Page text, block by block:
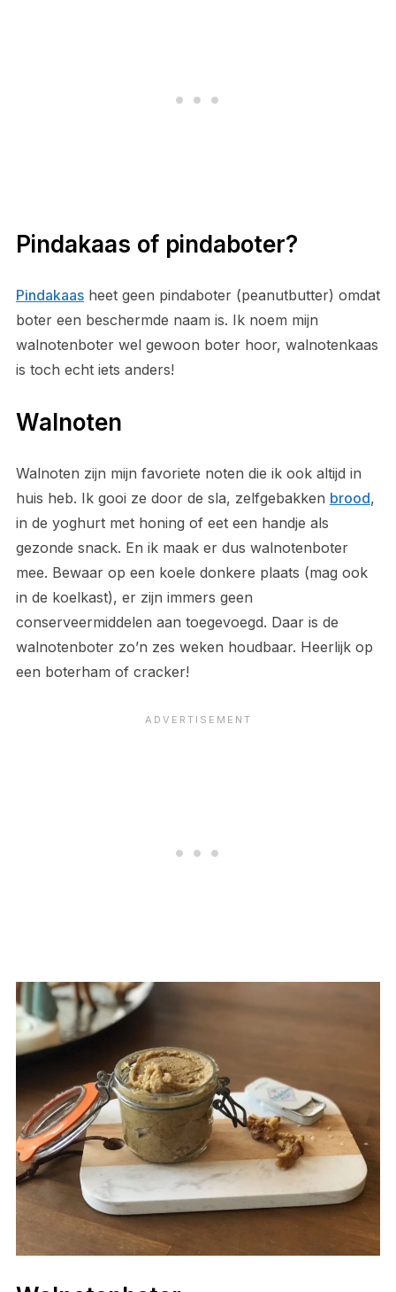
Pindakaas of pindaboter?
Pindakaasheet geen pindaboter (peanutbutter) omdat
boter een beschermde naam is. Ik noem mijn
walnotenboter wel gewoon boter hoor, walnotenkaas
is toch echt iets anders!
Walnoten
Walnoten zijn mijn favoriete noten die ik ook altijd in
huis heb. Ik gooi ze door de sla, zelfgebakken brood,
in de yoghurt met honing of eet een handje als
gezonde snack. En ik maak er dus walnotenboter
mee. Bewaar op een koele donkere plaats (mag ook
in de koelkast), er zijn immers geen
conserveermiddelen aan toegevoegd. Daar is de
walnotenboter zo’n zes weken houdbaar. Heerlijk op
een boterham of cracker!